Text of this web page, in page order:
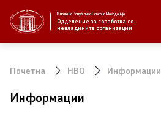
Влада на Република Северна Македонија
Одделение за соработка со
невладините организации
За нас
Почетна НВО Информации
Информации